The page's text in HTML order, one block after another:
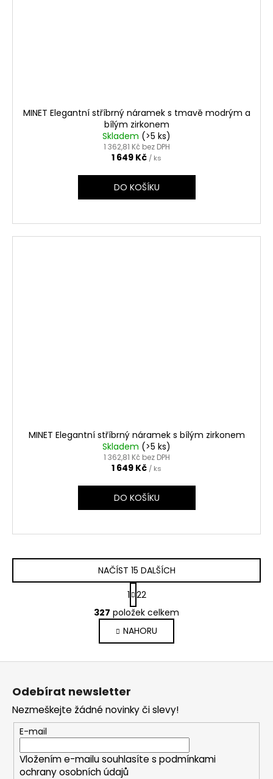
MINET Elegantní stříbrný náramek s tmavě modrým a
bílým zirkonem
Skladem (>5 ks)
1 362,81 Kč bez DPH
1 649 Kč / ks
DO KOŠÍKU
MINET Elegantní stříbrný náramek s bílým zirkonem
Skladem (>5 ks)
1 362,81 Kč bez DPH
1 649 Kč / ks
DO KOŠÍKU
O
v
l
á
d
p
r
v
k
y
NAČÍST 15 DALŠÍCH
S
t
r
á
n
k
1 22
327 položek celkem
NAHORU
Z
Odebírat newsletter
Nezmeškejte žádné novinky či slevy!
E-mail
Vložením e-mailu souhlasíte s podmínkami
ochrany osobních údajů